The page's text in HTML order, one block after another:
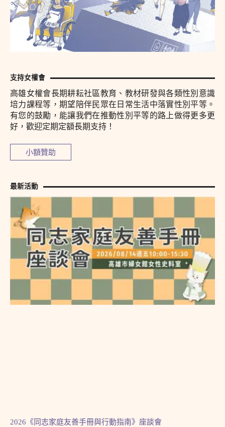
支持女權會
高雄女權會長期耕耘社區教育、教材研發與各類性別意識
培力課程等，期望陪伴民眾在日常生活中落實性別平等。
有您的鼓勵，能讓我們在推動性別平等的路上做得更多更
好，歡迎定期定額長期支持！
小額贊助
最新活動
2026《同志家庭友善手冊與行動指南》座談會